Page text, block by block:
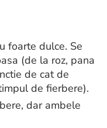
foarte dulce. Se
(de la roz, pana
de cat de
de fierbere).
dar ambele